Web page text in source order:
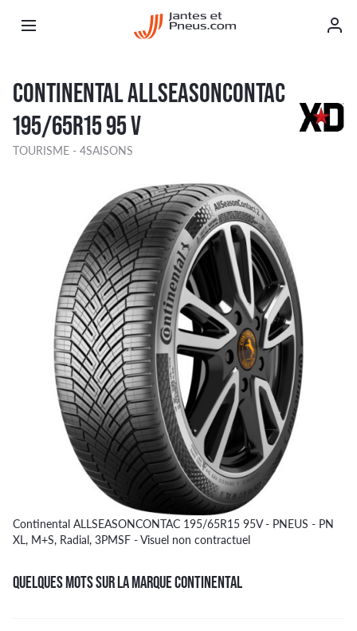
CONTINENTAL ALLSEASONCONTAC
195/65R15 95 V
TOURISME - 4SAISONS
Continental ALLSEASONCONTAC 195/65R15 95V - PNEUS - PN
XL, M+S, Radial, 3PMSF - Visuel non contractuel
QUELQUES MOTS SUR LA MARQUE CONTINENTAL